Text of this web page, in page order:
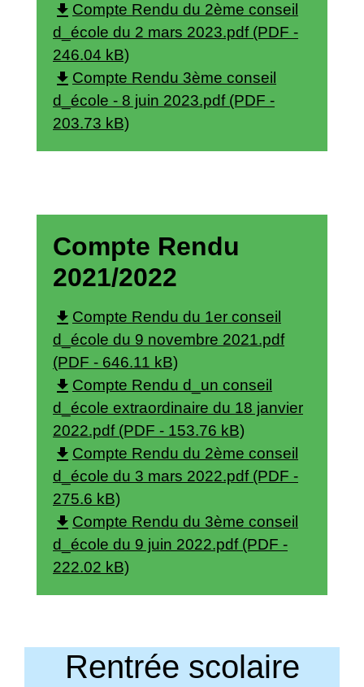
file_download Compte Rendu du 2ème conseil
d_école du 2 mars 2023.pdf (PDF -
246.04 kB)
file_download Compte Rendu 3ème conseil
d_école - 8 juin 2023.pdf (PDF -
203.73 kB)
Compte Rendu
2021/2022
file_download Compte Rendu du 1er conseil
d_école du 9 novembre 2021.pdf
(PDF - 646.11 kB)
file_download Compte Rendu d_un conseil
d_école extraordinaire du 18 janvier
2022.pdf (PDF - 153.76 kB)
file_download Compte Rendu du 2ème conseil
d_école du 3 mars 2022.pdf (PDF -
275.6 kB)
file_download Compte Rendu du 3ème conseil
d_école du 9 juin 2022.pdf (PDF -
222.02 kB)
Rentrée scolaire